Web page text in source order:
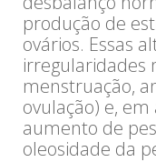
produção de
ovários. Essas
irregularidades
menstruação,
ovulação) e,
aumento de
oleosidade da